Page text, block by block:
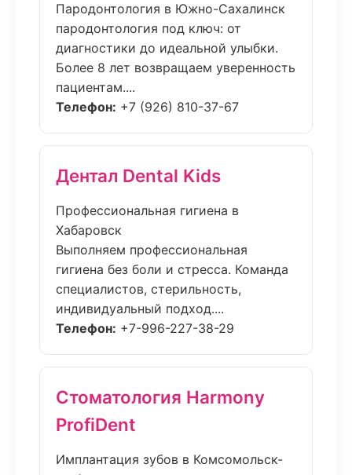
Пародонтология в Южно-Сахалинск
пародонтология под ключ: от
диагностики до идеальной улыбки.
Более 8 лет возвращаем уверенность
пациентам....
Телефон: +7 (926) 810-37-67
Дентал Dental Kids
Профессиональная гигиена в
Хабаровск
Выполняем профессиональная
гигиена без боли и стресса. Команда
специалистов, стерильность,
индивидуальный подход....
Телефон: +7-996-227-38-29
Стоматология Harmony
ProfiDent
Имплантация зубов в Комсомольск-